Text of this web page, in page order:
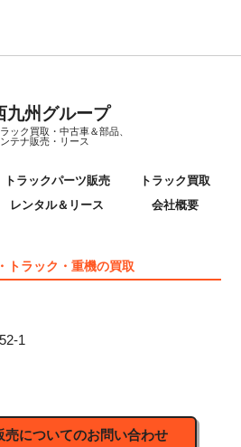
九州グループ
ラック買取・中古車＆部品、
テナ販売・リース
トラックパーツ販売
トラック買取
レンタル＆リース 会社概要
トラック・重機の買取
1
売についてのお問い合わせ